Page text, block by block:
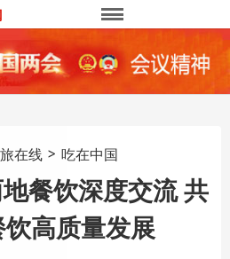
在线 > 吃在中国
餐饮深度交流 共
高质量发展